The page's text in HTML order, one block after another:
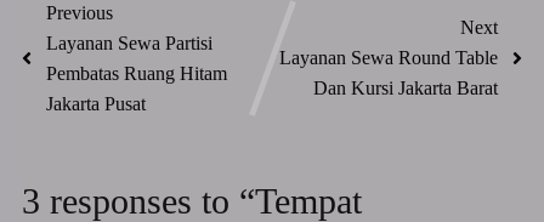
Previous
Layanan Sewa Partisi
Pembatas Ruang Hitam
Jakarta Pusat
Next
Layanan Sewa Round Table
Dan Kursi Jakarta Barat
3 responses to “Tempat